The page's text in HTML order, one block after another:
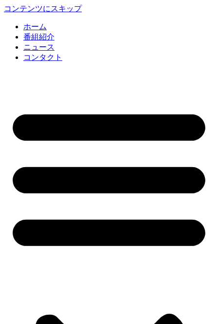
コンテンツにスキップ
ホーム
番組紹介
ニュース
コンタクト